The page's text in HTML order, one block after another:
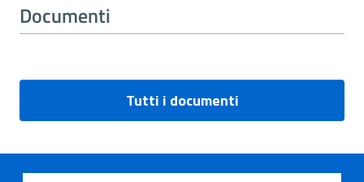
Documenti
Tutti i documenti